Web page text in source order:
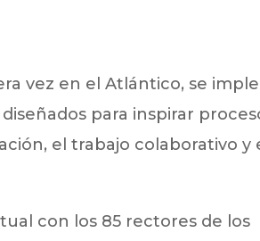
vez en el Atlántico, se
para inspirar
el trabajo colaborativo y
con los 85 rectores de los